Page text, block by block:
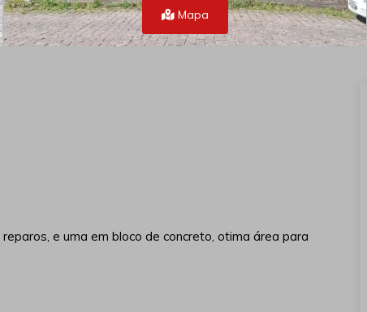
Mapa
e uma em bloco de concreto, otima área para